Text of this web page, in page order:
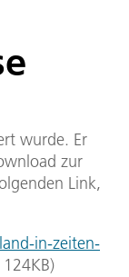
wurde. Er
zur
Link,
in-zeiten-
124KB)